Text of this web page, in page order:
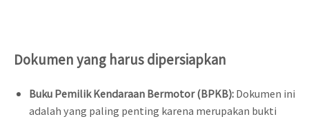
Dokumen yang harus dipersiapkan
Buku Pemilik Kendaraan Bermotor (BPKB):Dokumen ini
adalah yang paling penting karena merupakan bukti